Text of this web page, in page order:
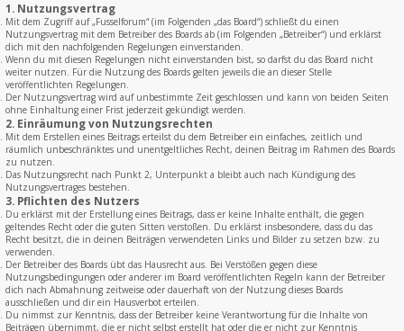
1. Nutzungsvertrag
Mit dem Zugriff auf „Fusselforum“ (im Folgenden „das Board“) schließt du einen
Nutzungsvertrag mit dem Betreiber des Boards ab (im Folgenden „Betreiber“) und erklärst
dich mit den nachfolgenden Regelungen einverstanden.
Wenn du mit diesen Regelungen nicht einverstanden bist, so darfst du das Board nicht
weiter nutzen. Für die Nutzung des Boards gelten jeweils die an dieser Stelle
veröffentlichten Regelungen.
Der Nutzungsvertrag wird auf unbestimmte Zeit geschlossen und kann von beiden Seiten
ohne Einhaltung einer Frist jederzeit gekündigt werden.
2. Einräumung von Nutzungsrechten
Mit dem Erstellen eines Beitrags erteilst du dem Betreiber ein einfaches, zeitlich und
räumlich unbeschränktes und unentgeltliches Recht, deinen Beitrag im Rahmen des Boards
zu nutzen.
Das Nutzungsrecht nach Punkt 2, Unterpunkt a bleibt auch nach Kündigung des
Nutzungsvertrages bestehen.
3. Pflichten des Nutzers
Du erklärst mit der Erstellung eines Beitrags, dass er keine Inhalte enthält, die gegen
geltendes Recht oder die guten Sitten verstoßen. Du erklärst insbesondere, dass du das
Recht besitzt, die in deinen Beiträgen verwendeten Links und Bilder zu setzen bzw. zu
verwenden.
Der Betreiber des Boards übt das Hausrecht aus. Bei Verstößen gegen diese
Nutzungsbedingungen oder anderer im Board veröffentlichten Regeln kann der Betreiber
dich nach Abmahnung zeitweise oder dauerhaft von der Nutzung dieses Boards
ausschließen und dir ein Hausverbot erteilen.
Du nimmst zur Kenntnis, dass der Betreiber keine Verantwortung für die Inhalte von
Beiträgen übernimmt, die er nicht selbst erstellt hat oder die er nicht zur Kenntnis